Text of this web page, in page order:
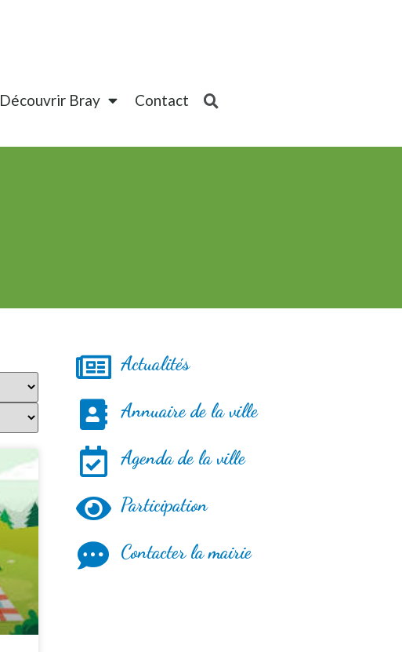
Découvrir Bray Contact
Actualités
Annuaire de la ville
Agenda de la ville
Participation
Contacter la mairie